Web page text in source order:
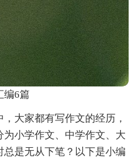
编6篇
大家都有写作文的经历，
小学作文、中学作文、大
是无从下笔？以下是小编